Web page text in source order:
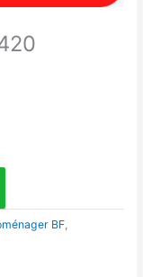
BF